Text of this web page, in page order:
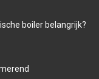
boiler belangrijk?